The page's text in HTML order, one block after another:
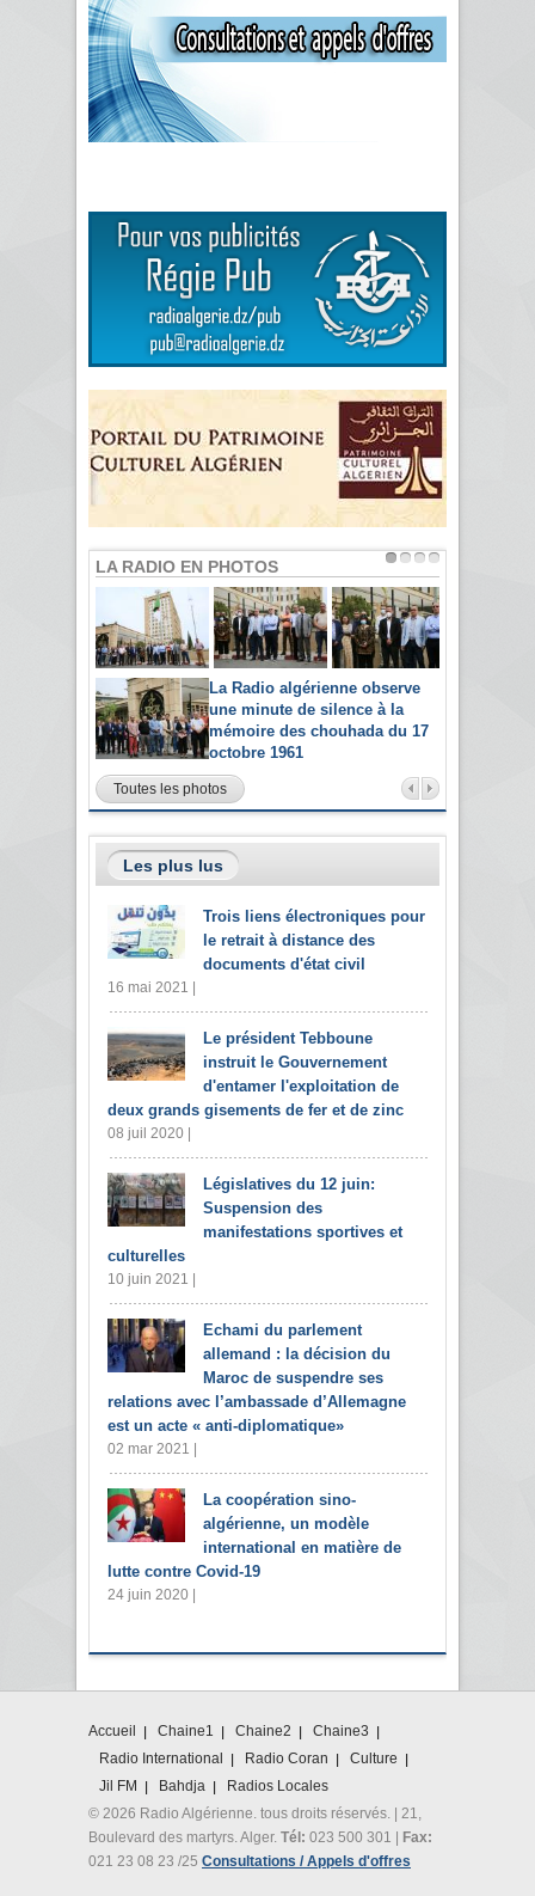
LA RADIO EN PHOTOS
La Radio algérienne observe
une minute de silence à la
mémoire des chouhada du 17
octobre 1961
Toutes les photos
Les plus lus
Trois liens électroniques pour
le retrait à distance des
documents d'état civil
16 mai 2021 |
Le président Tebboune
instruit le Gouvernement
d'entamer l'exploitation de
deux grands gisements de fer et de zinc
08 juil 2020 |
Législatives du 12 juin:
Suspension des
manifestations sportives et
culturelles
10 juin 2021 |
Echami du parlement
allemand : la décision du
Maroc de suspendre ses
relations avec l’ambassade d’Allemagne
est un acte « anti-diplomatique»
02 mar 2021 |
La coopération sino-
algérienne, un modèle
international en matière de
lutte contre Covid-19
24 juin 2020 |
Accueil Chaine1 Chaine2
Chaine3
Radio International
Radio Coran
Culture
Jil FM
Bahdja
Radios Locales
© 2026 Radio Algérienne. tous droits réservés. | 21,
Boulevard des martyrs. Alger. Tél: 023 500 301 | Fax:
021 23 08 23 /25 Consultations / Appels d'offres